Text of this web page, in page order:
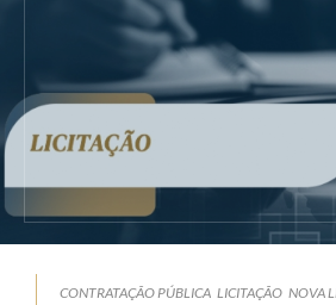
CONTRATAÇÃO PÚBLICA LICITAÇÃO NOVA